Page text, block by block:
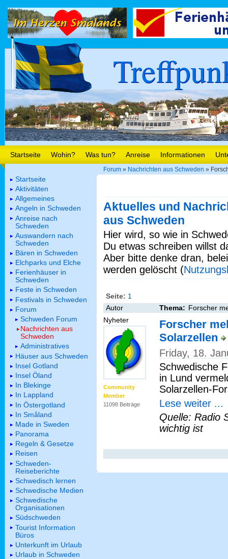
Startseite Wohin? Was tun? Anreise Informationen
Forum » Nachrichten aus Schweden »
Aktuelles und
aus Schweden
Hier wird, so wie in
Du etwas schreiben willst
Aber bitte denke dran,
werden gelöscht (
Seite: 1
Autor
Thema: Forscher
Nyheter
Community
Member
11098 Beiträge
Forscher
Solarzellen
Friday, 18.
Schwedische
in Lund
Solarzellen-
Lese weiter ...
Quelle: Radio
wichtig ist
Startseite
Aktivitäten
Allgemeines
Angeln in Schweden
Anreise nach
Schweden
Auswandern nach
Schweden
Bären in Schweden
Elchparks und Elche
Ferienhäuser in
Schweden
Feste in Schweden
Festivals in Schweden
Forum
Schweden Forum
Nachrichten aus
Schweden
Administratives
Häuser aus Schweden
Insel Gotland
Insel Öland
In Blekinge
In Lappland
In Östergotland
In Småland
Made in Sweden
Panorama
Regeln & Gesetze
Reisen
Schweden-
Reiseberichte
Schwedisch lernen
Schwedische Medien
Schwedische
Organisationen
Südschweden
Tourist Information
Büros
Unterkunft im Urlaub
Urlaub in Schweden